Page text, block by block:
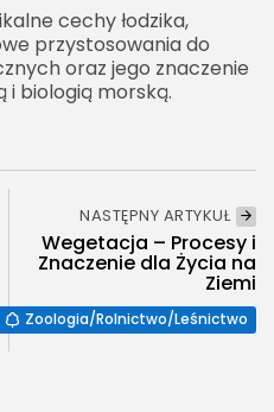
cechy łodzika,
przystosowania do
oraz jego znaczenie
i biologią morską.
NASTĘPNY ARTYKUŁ
Wegetacja – Procesy i
Znaczenie dla Życia na
Ziemi
Zoologia/Rolnictwo/Leśnictwo